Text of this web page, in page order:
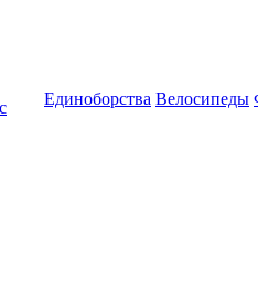
Единоборства Велосипеды